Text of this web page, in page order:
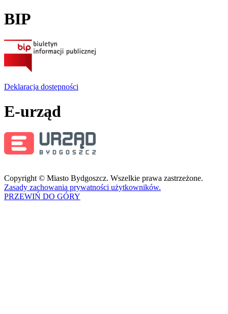
BIP
Deklaracja dostępności
E-urząd
Copyright © Miasto Bydgoszcz. Wszelkie prawa zastrzeżone.
Zasady zachowania prywatności użytkowników.
PRZEWIŃ DO GÓRY